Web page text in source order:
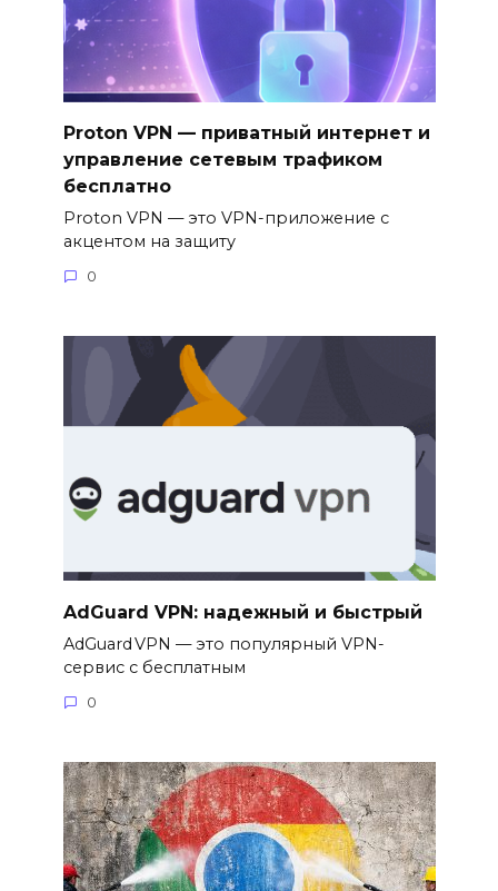
Proton VPN — приватный интернет и
управление сетевым трафиком
бесплатно
Proton VPN — это VPN-приложение с
акцентом на защиту
0
AdGuard VPN: надежный и быстрый
AdGuard VPN — это популярный VPN-
сервис с бесплатным
0